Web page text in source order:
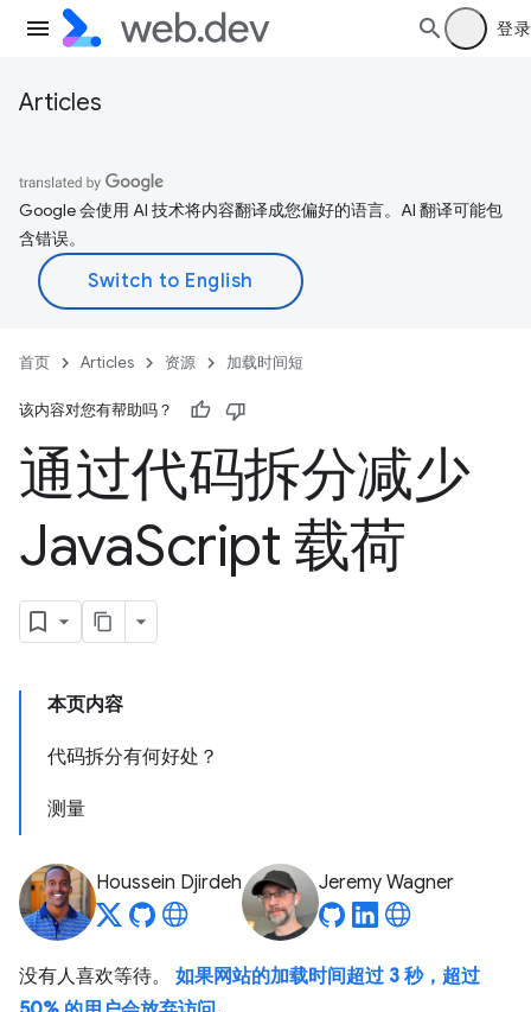
登录
Articles
Google 会使用 AI 技术将内容翻译成您偏好的语言。AI 翻译可能包
含错误。
首页 Articles 资源 加载时间短
该内容对您有帮助吗？
通过代码拆分减少
JavaScript 载荷
本页内容
代码拆分有何好处？
测量
Houssein Djirdeh Jeremy Wagner
没有人喜欢等待。 如果网站的加载时间超过 3 秒，超过